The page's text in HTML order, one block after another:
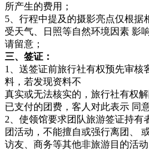
所产生的费用；
5、行程中提及的摄影亮点仅根据
受天气、日照等自然环境因素 影
请留意；
三、签证：
1、送签证前旅行社有权预先审核
料，若发现资料不
真实或无法核实的，旅行社有权
已支付的团费，客人对此表示 同意
2、使领馆要求团队旅游签证持有
团活动，不能擅自或强行离团、
访友、商务等其他非旅游目的活